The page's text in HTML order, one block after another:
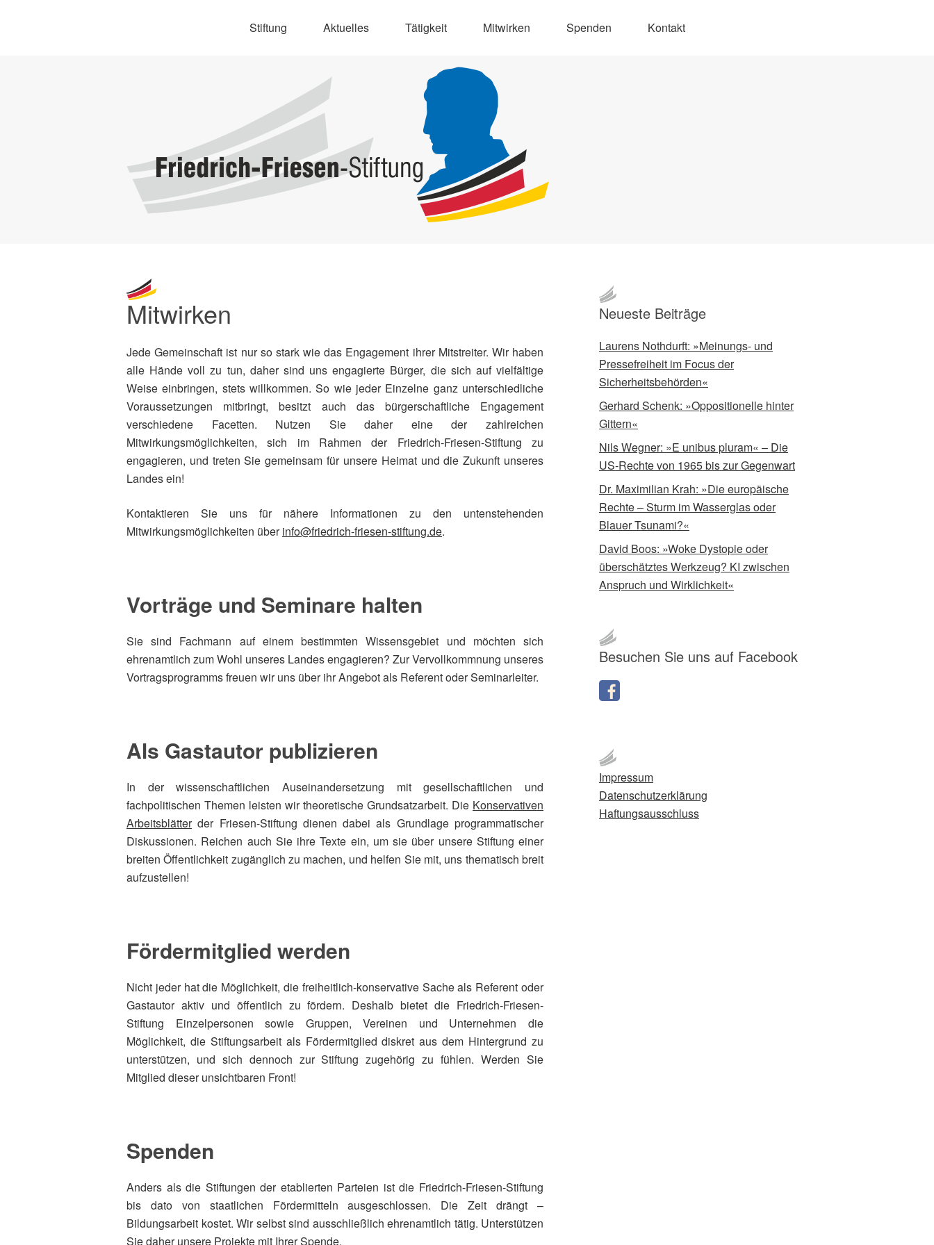
Stiftung Aktuelles Tätigkeit Mitwirken Spenden Kontakt
Mitwirken
Jede Gemeinschaft ist nur so stark wie das Engagement ihrer Mitstreiter. Wir haben
alle Hände voll zu tun, daher sind uns engagierte Bürger, die sich auf vielfältige
Weise einbringen, stets willkommen. So wie jeder Einzelne ganz unterschiedliche
Voraussetzungen mitbringt, besitzt auch das bürgerschaftliche Engagement
verschiedene Facetten. Nutzen Sie daher eine der zahlreichen
Mitwirkungsmöglichkeiten, sich im Rahmen der Friedrich-Friesen-Stiftung zu
engagieren, und treten Sie gemeinsam für unsere Heimat und die Zukunft unseres
Landes ein!
Kontaktieren Sie uns für nähere Informationen zu den untenstehenden
Mitwirkungsmöglichkeiten überinfo@friedrich-friesen-stiftung.de.
Vorträge und Seminare halten
Sie sind Fachmann auf einem bestimmten Wissensgebiet und möchten sich
ehrenamtlich zum Wohl unseres Landes engagieren? Zur Vervollkommnung unseres
Vortragsprogramms freuen wir uns über ihr Angebot als Referent oder Seminarleiter.
Als Gastautor publizieren
In der wissenschaftlichen Auseinandersetzung mit gesellschaftlichen und
fachpolitischen Themen leisten wir theoretische Grundsatzarbeit. Die Konservativen
Arbeitsblätterder Friesen-Stiftung dienen dabei als Grundlage programmatischer
Diskussionen. Reichen auch Sie ihre Texte ein, um sie über unsere Stiftung einer
breiten Öffentlichkeit zugänglich zu machen, und helfen Sie mit, uns thematisch breit
aufzustellen!
Fördermitglied werden
Nicht jeder hat die Möglichkeit, die freiheitlich-konservative Sache als Referent oder
Gastautor aktiv und öffentlich zu fördern. Deshalb bietet die Friedrich-Friesen-
Stiftung Einzelpersonen sowie Gruppen, Vereinen und Unternehmen die
Möglichkeit, die Stiftungsarbeit als Fördermitglied diskret aus dem Hintergrund zu
unterstützen, und sich dennoch zur Stiftung zugehörig zu fühlen. Werden Sie
Mitglied dieser unsichtbaren Front!
Spenden
Anders als die Stiftungen der etablierten Parteien ist die Friedrich-Friesen-Stiftung
bis dato von staatlichen Fördermitteln ausgeschlossen. Die Zeit drängt –
Bildungsarbeit kostet. Wir selbst sind ausschließlich ehrenamtlich tätig. Unterstützen
Sie daher unsere Projekte mit IhrerSpende.
Neueste Beiträge
Laurens Nothdurft: »Meinungs- und
Pressefreiheit im Focus der
Sicherheitsbehörden«
Gerhard Schenk: »Oppositionelle hinter
Gittern«
Nils Wegner: »E unibus pluram« – Die
US-Rechte von 1965 bis zur Gegenwart
Dr. Maximilian Krah: »Die europäische
Rechte – Sturm im Wasserglas oder
Blauer Tsunami?«
David Boos: »Woke Dystopie oder
überschätztes Werkzeug? KI zwischen
Anspruch und Wirklichkeit«
Besuchen Sie uns auf Facebook
Impressum
Datenschutzerklärung
Haftungsausschluss